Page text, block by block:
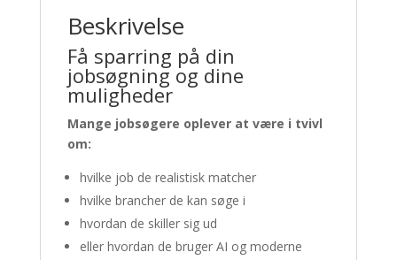
Beskrivelse
Få sparring på din
jobsøgning og dine
muligheder
Mange jobsøgere oplever at være i tvivl
om:
hvilke job de realistisk matcher
hvilke brancher de kan søge i
hvordan de skiller sig ud
eller hvordan de bruger AI og moderne